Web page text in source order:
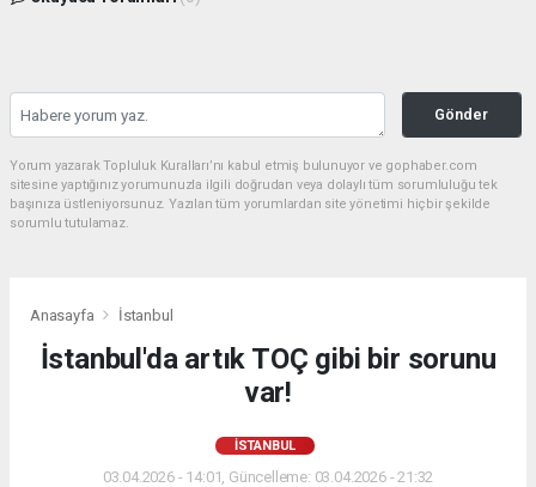
Gönder
Yorum yazarak Topluluk Kuralları’nı kabul etmiş bulunuyor ve gophaber.com
sitesine yaptığınız yorumunuzla ilgili doğrudan veya dolaylı tüm sorumluluğu tek
başınıza üstleniyorsunuz. Yazılan tüm yorumlardan site yönetimi hiçbir şekilde
sorumlu tutulamaz.
Anasayfa İstanbul
İstanbul'da artık TOÇ gibi bir sorunu
var!
İSTANBUL
03.04.2026 - 14:01, Güncelleme: 03.04.2026 - 21:32